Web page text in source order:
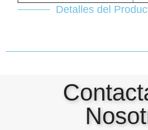
Detalles del